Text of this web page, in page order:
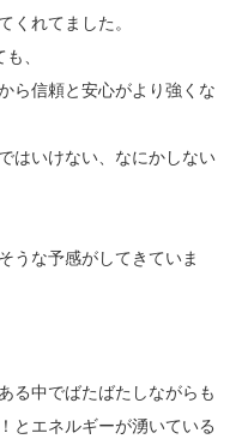
くれてました。
、
ら信頼と安心がより強くな
はいけない、なにかしない
うな予感がしてきていま
る中でばたばたしながらも
とエネルギーが湧いている